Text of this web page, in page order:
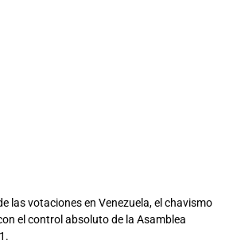
las votaciones en Venezuela, el chavismo
el control absoluto de la Asamblea